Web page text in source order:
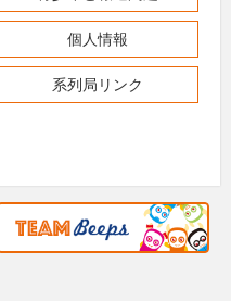
個人情報
系列局リンク